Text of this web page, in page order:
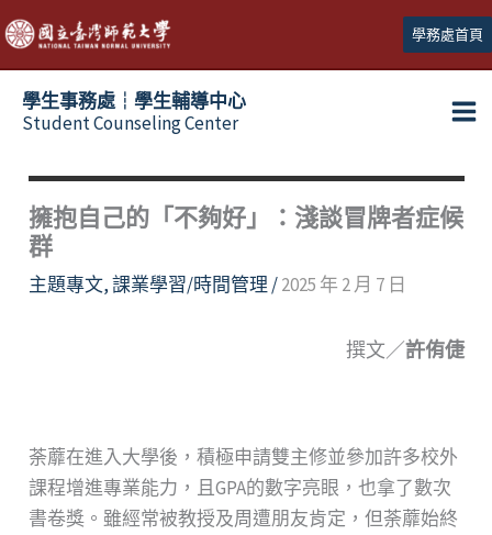
跳
至
主
學務處首頁
學生事務處┆學生輔導中心
Student Counseling Center
擁抱自己的「不夠好」：淺談冒牌者症候
群
主題專文,課業學習/時間管理 /2025 年 2 月 7 日
撰文／許侑倢
荼蘼在進入大學後，積極申請雙主修並參加許多校外
課程增進專業能力，且GPA的數字亮眼，也拿了數次
書卷獎。雖經常被教授及周遭朋友肯定，但荼蘼始終